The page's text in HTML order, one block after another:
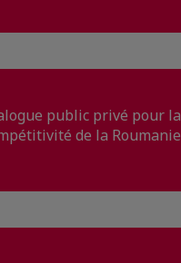
public privé pour la
de la Roumanie